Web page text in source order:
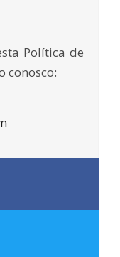
Política de
conosco: